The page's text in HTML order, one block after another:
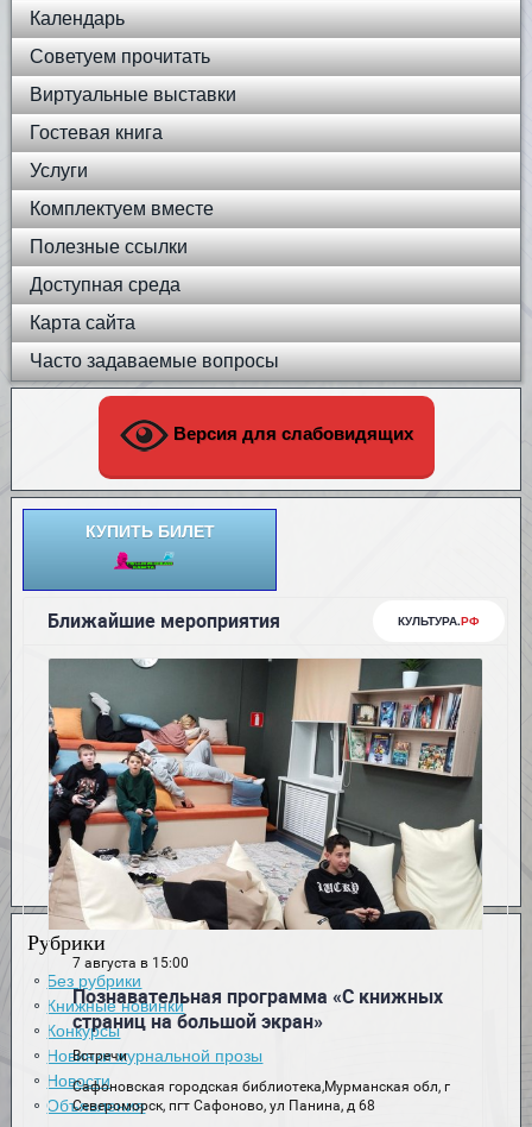
Календарь
Советуем прочитать
Виртуальные выставки
Гостевая книга
Услуги
Комплектуем вместе
Полезные ссылки
Доступная среда
Карта сайта
Часто задаваемые вопросы
Версия для слабовидящих
КУПИТЬ БИЛЕТ
Рубрики
Без рубрики
Книжные новинки
Конкурсы
Новинки журнальной прозы
Новости
Объявления